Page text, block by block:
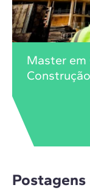
Master em
Construção